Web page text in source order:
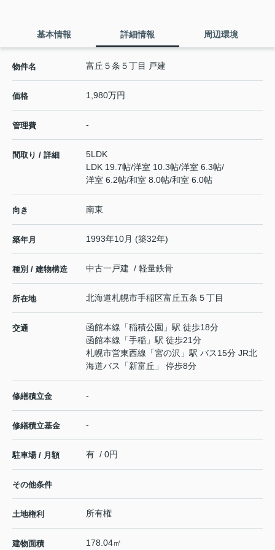
基本情報 詳細情報 周辺環境
物件名 富丘５条５丁目 戸建
価格 1,980万円
管理費 -
間取り / 詳細
5LDK
LDK 19.7帖/洋室 10.3帖/洋室 6.3帖/
洋室 6.2帖/和室 8.0帖/和室 6.0帖
向き 南東
築年月 1993年10月 (築32年)
種別 / 建物構造 中古一戸建 / 軽量鉄骨
所在地 北海道札幌市手稲区富丘五条 ５丁目
交通 函館本線 「稲積公園 」駅 徒歩18分
函館本線 「手稲 」駅 徒歩21分
札幌市営東西線 「宮の沢 」駅 バス15分 JR北
海道バス「新富丘」 停歩8分
修繕積立金 -
修繕積立基金 -
駐車場 / 月額 有 / 0円
その他条件
土地権利 所有権
建物面積 178.04㎡